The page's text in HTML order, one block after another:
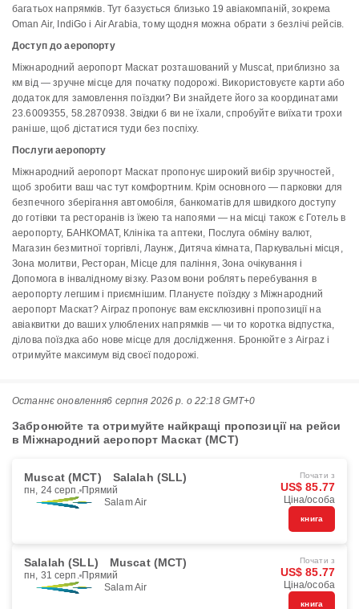
багатьох напрямків. Тут базується близько 19 авіакомпаній, зокрема
Oman Air, IndiGo і Air Arabia, тому щодня можна обрати з безлічі рейсів.
Доступ до аеропорту
Міжнародний аеропорт Маскат розташований у Muscat, приблизно за
км від — зручне місце для початку подорожі. Використовуєте карти або
додаток для замовлення поїздки? Ви знайдете його за координатами
23.6009355, 58.2870938. Звідки б ви не їхали, спробуйте виїхати трохи
раніше, щоб дістатися туди без поспіху.
Послуги аеропорту
Міжнародний аеропорт Маскат пропонує широкий вибір зручностей,
щоб зробити ваш час тут комфортним. Крім основного — парковки для
безпечного зберігання автомобіля, банкоматів для швидкого доступу
до готівки та ресторанів із їжею та напоями — на місці також є Готель в
аеропорту, БАНКОМАТ, Клініка та аптеки, Послуга обміну валют,
Магазин безмитної торгівлі, Лаунж, Дитяча кімната, Паркувальні місця,
Зона молитви, Ресторан, Місце для паління, Зона очікування і
Допомога в інвалідному візку. Разом вони роблять перебування в
аеропорту легшим і приємнішим. Плануєте поїздку з Міжнародний
аеропорт Маскат? Airpaz пропонує вам ексклюзивні пропозиції на
авіаквитки до ваших улюблених напрямків — чи то коротка відпустка,
ділова поїздка або нове місце для дослідження. Бронюйте з Airpaz і
отримуйте максимум від своєї подорожі.
Останнє оновлення6 серпня 2026 р. о 22:18 GMT+0
Забронюйте та отримуйте найкращі пропозиції на рейси
в Міжнародний аеропорт Маскат (MCT)
Muscat (MCT) Salalah (SLL)
пн, 24 серп. Прямий
Salam Air
Почати з
US$ 85.77
Ціна/особа
книга
Salalah (SLL) Muscat (MCT)
пн, 31 серп. Прямий
Salam Air
Почати з
US$ 85.77
Ціна/особа
книга